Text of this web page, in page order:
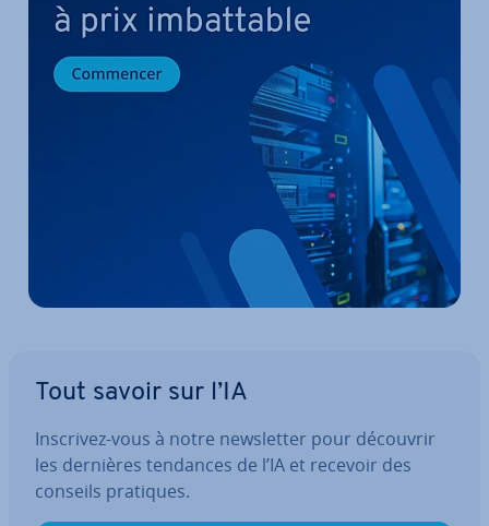
Tout savoir sur l’IA
Inscrivez-vous à notre news­let­ter pour découvrir
les dernières tendances de l’IA et recevoir des
conseils pratiques.